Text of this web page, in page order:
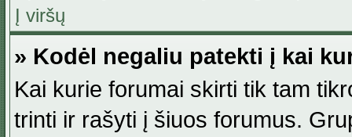
Į viršų
» Kodėl negaliu patekti į kai
Kai kurie forumai skirti tik tam
trinti ir rašyti į šiuos forumus.